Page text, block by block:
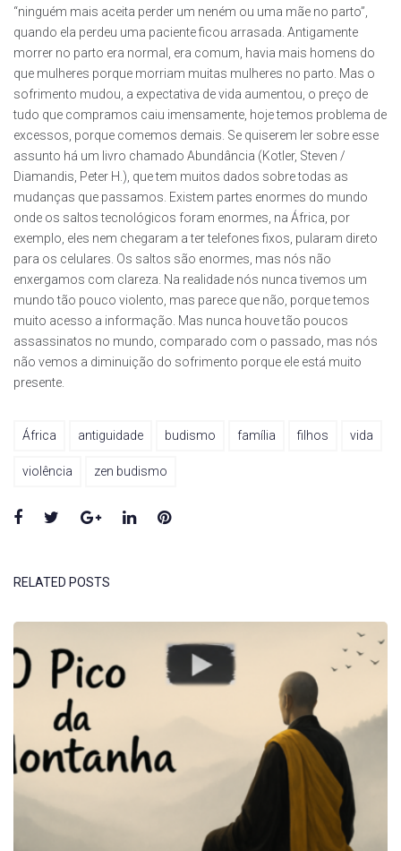
“ninguém mais aceita perder um neném ou uma mãe no parto”,
quando ela perdeu uma paciente ficou arrasada. Antigamente
morrer no parto era normal, era comum, havia mais homens do
que mulheres porque morriam muitas mulheres no parto. Mas o
sofrimento mudou, a expectativa de vida aumentou, o preço de
tudo que compramos caiu imensamente, hoje temos problema de
excessos, porque comemos demais. Se quiserem ler sobre esse
assunto há um livro chamado Abundância (Kotler, Steven /
Diamandis, Peter H.), que tem muitos dados sobre todas as
mudanças que passamos. Existem partes enormes do mundo
onde os saltos tecnológicos foram enormes, na África, por
exemplo, eles nem chegaram a ter telefones fixos, pularam direto
para os celulares. Os saltos são enormes, mas nós não
enxergamos com clareza. Na realidade nós nunca tivemos um
mundo tão pouco violento, mas parece que não, porque temos
muito acesso a informação. Mas nunca houve tão poucos
assassinatos no mundo, comparado com o passado, mas nós
não vemos a diminuição do sofrimento porque ele está muito
presente.
África antiguidade budismo família filhos vida
violência zen budismo
Facebook
TwitterGoogle+LinkedInPinterest
RELATED POSTS